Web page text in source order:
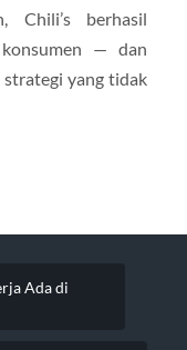
Chili’s berhasil
konsumen — dan
yang tidak
Ada di